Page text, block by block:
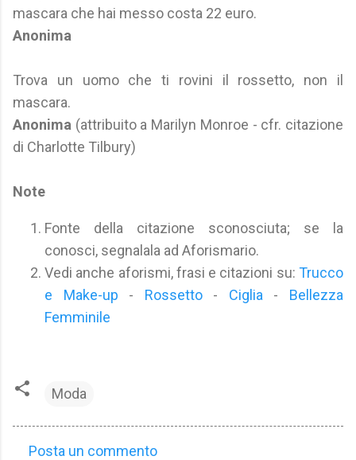
mascara che hai messo costa 22 euro.
Anonima
Trova un uomo che ti rovini il rossetto, non il
mascara.
Anonima (attribuito a Marilyn Monroe - cfr. citazione
di Charlotte Tilbury)
Note
Fonte della citazione sconosciuta; se la
conosci, segnalala ad Aforismario.
Vedi anche aforismi, frasi e citazioni su: Trucco
e Make-up - Rossetto- Ciglia - Bellezza
Femminile
Moda
Posta un commento